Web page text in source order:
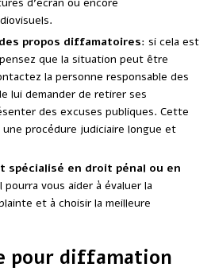
propos diffamatoires: si cela est
que la situation peut être
la personne responsable des
lui demander de retirer ses
des excuses publiques. Cette
procédure judiciaire longue et
spécialisé en droit pénal ou en
pourra vous aider à évaluer la
et à choisir la meilleure
pour diffamation